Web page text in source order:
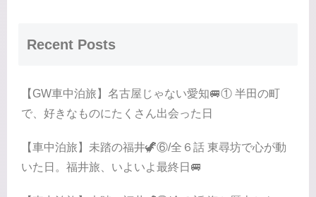
Recent Posts
【GW車中泊旅】名古屋じゃない愛知🚐① 半田の町
で、好きなものにたくさん出会った日
【車中泊旅】未踏の福井🦖⑥/全６話 東尋坊で心が動
いた日。福井旅、いよいよ最終日🚐